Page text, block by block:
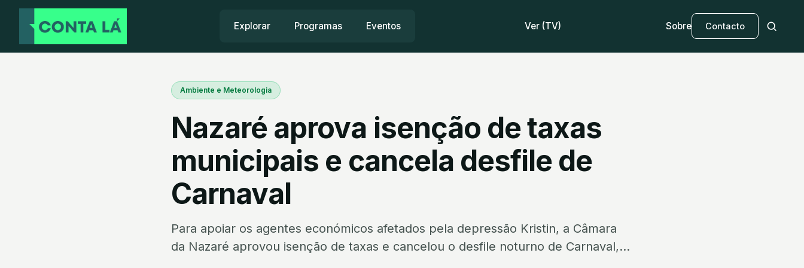
Explorar Programas Eventos Ver (TV) Sobre Contacto
Ambiente e Meteorologia
Nazaré aprova isenção de taxas
municipais e cancela desfile de
Carnaval
Para apoiar os agentes económicos afetados pela depressão Kristin, a Câmara
da Nazaré aprovou isenção de taxas e cancelou o desfile noturno de Carnaval,...